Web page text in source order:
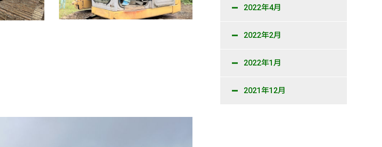
2022年4月
2022年2月
2022年1月
2021年12月